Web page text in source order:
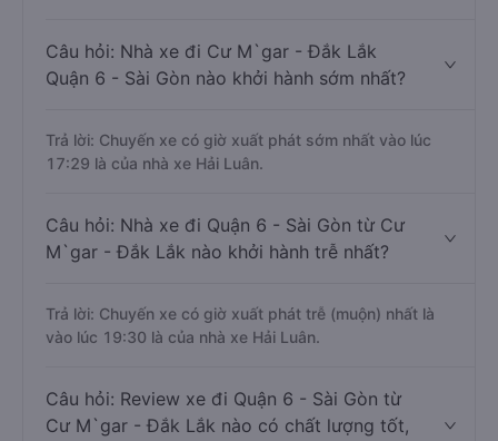
Câu hỏi: Nhà xe đi Cư M`gar - Đắk Lắk
Quận 6 - Sài Gòn nào khởi hành sớm nhất?
Trả lời: Chuyến xe có giờ xuất phát sớm nhất vào lúc
17:29 là của nhà xe Hải Luân.
Câu hỏi: Nhà xe đi Quận 6 - Sài Gòn từ Cư
M`gar - Đắk Lắk nào khởi hành trễ nhất?
Trả lời: Chuyến xe có giờ xuất phát trễ (muộn) nhất là
vào lúc 19:30 là của nhà xe Hải Luân.
Câu hỏi: Review xe đi Quận 6 - Sài Gòn từ
Cư M`gar - Đắk Lắk nào có chất lượng tốt,